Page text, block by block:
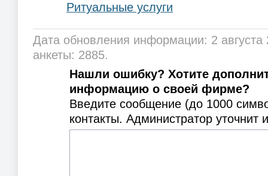
Ритуальные услуги
Дата обновления информации: 2 августа
анкеты: 2885.
Нашли ошибку? Хотите
информацию о своей фирме?
Введите сообщение (до 1000
контакты. Администратор